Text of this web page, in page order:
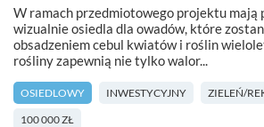
W ramach przedmiotowego projektu mają
wizualnie osiedla dla owadów, które
obsadzeniem cebul kwiatów i roślin
rośliny zapewnią nie tylko walor...
OSIEDLOWY INWESTYCYJNY
ZIELEŃ/
100 000 ZŁ